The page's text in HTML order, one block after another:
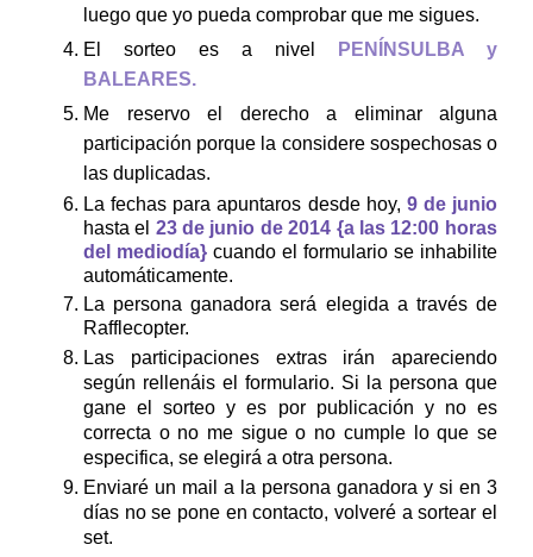
luego que yo pueda comprobar que me sigues.
El sorteo es a nivel
PENÍNSULBA y
BALEARES.
Me reservo el derecho a eliminar alguna
participación porque la considere sospechosas o
las duplicadas.
La fechas para apuntaros desde hoy, 9 de junio
hasta el 23 de junio de 2014 {a las 12:00 horas
del mediodía} cuando el formulario se inhabilite
automáticamente.
La persona ganadora será elegida a través de
Rafflecopter.
Las participaciones extras irán apareciendo
según rellenáis el formulario. Si la persona que
gane el sorteo y es por publicación y no es
correcta o no me sigue o no cumple lo que se
especifica, se elegirá a otra persona.
Enviaré un mail a la persona ganadora y si en 3
días no se pone en contacto, volveré a sortear el
set.